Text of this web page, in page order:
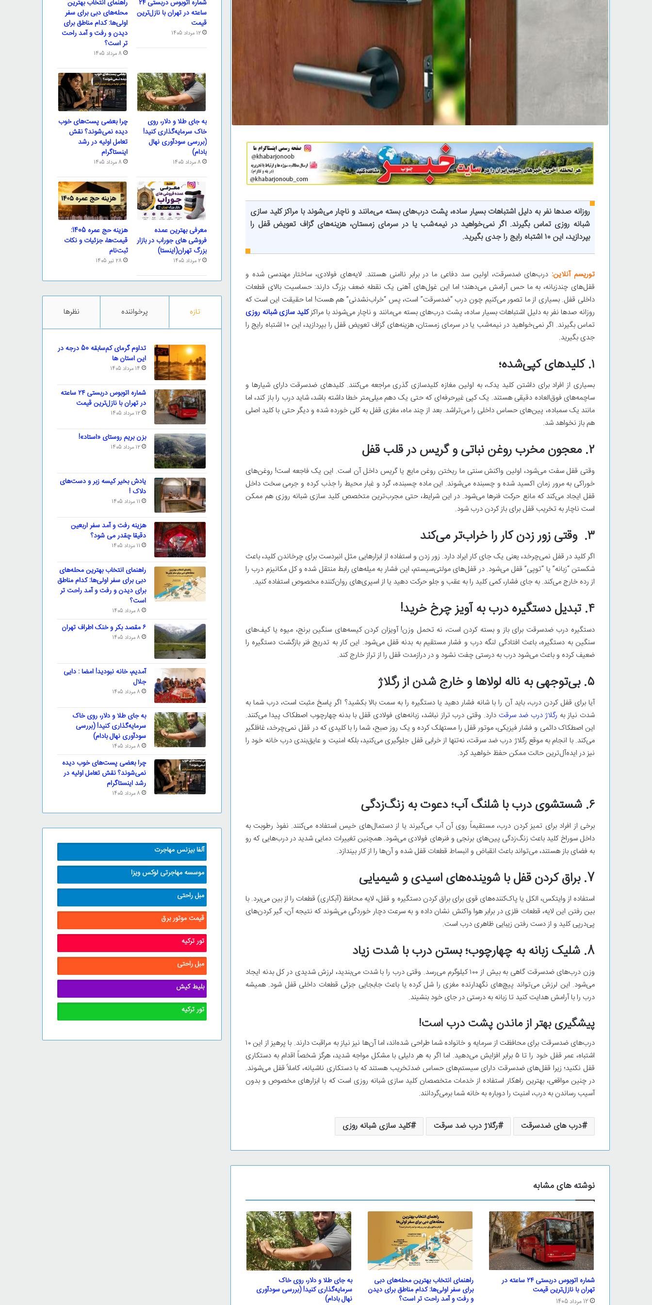
روزانه صدها نفر به دلیل اشتباهات بسیار ساده، پشت درب‌های بسته می‌مانند و ناچار می‌شوند با مراکزکلید سازی
شبانه روزی تماس بگیرند. اگر نمی‌خواهید در نیمه‌شب یا در سرمای زمستان، هزینه‌های گزاف تعویض قفل را
بپردازید، این ۱۰ اشتباه رایج را جدی بگیرید.
توریسم آنلاین: درب‌های ضدسرقت، اولین سد دفاعی ما در برابر ناامنی هستند. لایه‌های فولادی، ساختار مهندسی شده و
قفل‌های چندزبانه، به ما حس آرامش می‌دهند؛ اما این غول‌های آهنی یک نقطه ضعف بزرگ دارند: حساسیت بالای قطعات
داخلی قفل. بسیاری از ما تصور می‌کنیم چون درب “ضدسرقت” است، پس “خراب‌نشدنی” هم هست! اما حقیقت این است که
روزانه صدها نفر به دلیل اشتباهات بسیار ساده، پشت درب‌های بسته می‌مانند و ناچار می‌شوند با مراکزکلید سازی شبانه روزی
تماس بگیرند. اگر نمی‌خواهید در نیمه‌شب یا در سرمای زمستان، هزینه‌های گزاف تعویض قفل را بپردازید، این ۱۰ اشتباه رایج را
جدی بگیرید.
۱. کلیدهای کپی‌شده؛
بسیاری از افراد برای داشتن کلید یدک، به اولین مغازه کلیدسازی گذری مراجعه می‌کنند. کلیدهای ضدسرقت دارای شیارها و
ساچمه‌های فوق‌العاده دقیقی هستند. یک کپی غیرحرفه‌ای که حتی یک دهم میلی‌متر خطا داشته باشد، شاید درب را باز کند، اما
مانند یک سمباده، پین‌های حساس داخلی را می‌تراشد. بعد از چند ماه، مغزی قفل به کلی خورده شده و دیگر حتی با کلید اصلی
هم باز نخواهد شد.
۲. معجون مخرب روغن نباتی و گریس در قلب قفل
وقتی قفل سفت می‌شود، اولین واکنش سنتی ما ریختن روغن مایع یا گریس داخل آن است. این یک فاجعه است! روغن‌های
خوراکی به مرور زمان اکسید شده و چسبنده می‌شوند. این ماده چسبنده، گرد و غبار محیط را جذب کرده و جرمی سخت داخل
قفل ایجاد می‌کند که مانع حرکت فنرها می‌شود. در این شرایط، حتی مجرب‌ترین متخصص کلید سازی شبانه روزی هم ممکن
است ناچار به تخریب قفل برای باز کردن درب شود.
۳. وقتی زور زدن کار را خراب‌تر می‌کند
اگر کلید در قفل نمی‌چرخد، یعنی یک جای کار ایراد دارد. زور زدن و استفاده از ابزارهایی مثل انبردست برای چرخاندن کلید، باعث
شکستن “زبانه” یا “توپی” قفل می‌شود. در قفل‌های مولتی‌سیستم، این فشار به میله‌های رابط منتقل شده و کل مکانیزم درب را
از رده خارج می‌کند. به جای فشار، کمی کلید را به عقب و جلو حرکت دهید یا از اسپری‌های روان‌کننده مخصوص استفاده کنید.
۴. تبدیل دستگیره درب به آویز چرخ خرید!
دستگیره درب ضدسرقت برای باز و بسته کردن است، نه تحمل وزن! آویزان کردن کیسه‌های سنگین برنج، میوه یا کیف‌های
سنگین به دستگیره، باعث افتادگی لنگه درب و فشار مستقیم به بدنه قفل می‌شود. این کار به تدریج فنر بازگشت دستگیره را
ضعیف کرده و باعث می‌شود درب به درستی چفت نشود و در درازمدت قفل را از تراز خارج کند.
۵. بی‌توجهی به ناله لولاها و خارج شدن از رگلاژ
آیا برای قفل کردن درب، باید آن را با شانه فشار دهید یا دستگیره را به سمت بالا بکشید؟ اگر پاسخ مثبت است، درب شما به
شدت نیاز به رگلاژ درب ضد سرقت دارد. وقتی درب تراز نباشد، زبانه‌های فولادی قفل با بدنه چهارچوب اصطکاک پیدا می‌کنند.
این اصطکاک دائمی و فشار فیزیکی، موتور قفل را مستهلک کرده و یک روز صبح، شما را با کلیدی که در قفل نمی‌چرخد، غافلگیر
می‌کند. با انجام به موقع رگلاژ درب ضد سرقت، نه‌تنها از خرابی قفل جلوگیری می‌کنید، بلکه امنیت و عایق‌بندی درب خانه خود را
نیز در ایده‌آل‌ترین حالت ممکن حفظ خواهید کرد.
۶. شستشوی درب با شلنگ آب؛ دعوت به زنگ‌زدگی
برخی از افراد برای تمیز کردن درب، مستقیماً روی آن آب می‌گیرند یا از دستمال‌های خیس استفاده می‌کنند. نفوذ رطوبت به
داخل سوراخ کلید باعث زنگ‌زدگی پین‌های برنجی و فنرهای فولادی می‌شود. همچنین تغییرات دمایی شدید در درب‌هایی که رو
به فضای باز هستند، می‌تواند باعث انقباض و انبساط قطعات قفل شده و آن‌ها را از کار بیندازد.
7. براق کردن قفل با شوینده‌های اسیدی و شیمیایی
استفاده از وایتکس، الکل یا پاک‌کننده‌های قوی برای براق کردن دستگیره و قفل، لایه محافظ (آبکاری) قطعات را از بین می‌برد. با
بین رفتن این لایه، قطعات فلزی در برابر هوا واکنش نشان داده و به سرعت دچار خوردگی می‌شوند که نتیجه آن، گیر کردن‌های
پی‌درپی کلید و از دست رفتن زیبایی ظاهری درب است.
8. شلیک زبانه به چهارچوب؛ بستن درب با شدت زیاد
وزن درب‌های ضدسرقت گاهی به بیش از ۱۰۰ کیلوگرم می‌رسد. وقتی درب را با شدت می‌بندید، لرزش شدیدی در کل بدنه ایجاد
می‌شود. این لرزش می‌تواند پیچ‌های نگهدارنده مغزی را شل کرده یا باعث جابجایی جزئی قطعات داخلی قفل شود. همیشه
درب را با آرامش هدایت کنید تا زبانه به درستی در جای خود بنشیند.
پیشگیری بهتر از ماندن پشت درب است!
درب‌های ضدسرقت برای محافظت از سرمایه و خانواده شما طراحی شده‌اند، اما آن‌ها نیز نیاز به مراقبت دارند. با پرهیز از این ۱۰
اشتباه، عمر قفل خود را تا ۵ برابر افزایش می‌دهید. اما اگر به هر دلیلی با مشکل مواجه شدید، هرگز شخصاً اقدام به دستکاری
قفل نکنید؛ زیرا قفل‌های ضدسرقت دارای سیستم‌های حساس ضدتخریب هستند که با دستکاری ناشیانه، کاملاً قفل می‌شوند.
در چنین مواقعی، بهترین راهکار استفاده از خدمات متخصصان کلید سازی شبانه روزی است که با ابزارهای مخصوص و بدون
آسیب رساندن به درب، امنیت را دوباره به خانه شما برمی‌گردانند.
درب‌ های ضدسرقت رگلاژ درب ضد سرقت کلید سازی شبانه روزی
نوشته های مشابه
شماره اتوبوس دربستی ۲۴ ساعته در
تهران با نازل‌ترین قیمت
12 مرداد 1405
راهنمای انتخاب بهترین محله‌های دبی
برای سفر اولی‌ها: کدام مناطق برای دیدن
و رفت و آمد راحت تر است؟
به جای طلا و دلار، روی خاک
سرمایه‌گذاری کنید! (بررسی سودآوری
نهال بادام)
شماره اتوبوس دربستی ۲۴
ساعته در تهران با نازل‌ترین
قیمت
12 مرداد 1405
راهنمای انتخاب بهترین
محله‌های دبی برای سفر
اولی‌ها: کدام مناطق برای
دیدن و رفت و آمد راحت
تر است؟
8 مرداد 1405
به جای طلا و دلار، روی
خاک سرمایه‌گذاری کنید!
(بررسی سودآوری نهال
بادام)
8 مرداد 1405
چرا بعضی پست‌های خوب
دیده نمی‌شوند؟ نقش
تعامل اولیه در رشد
اینستاگرام
8 مرداد 1405
معرفی بهترین عمده
فروشی های جوراب در بازار
بزرگ تهران(اینستا)
2 مرداد 1405
هزینه حج عمره 1405:
قیمت‌ها، جزئیات و نکات
ثبت‌نام
28 تیر 1405
تازه پرخواننده نظرها
تداوم گرمای کم‌سابقه 50 درجه در
این استان ها
14 مرداد 1405
شماره اتوبوس دربستی ۲۴ ساعته
در تهران با نازل‌ترین قیمت
12 مرداد 1405
بزن بریم روستای «استاد»!
12 مرداد 1405
یادش بخیر کیسه‌ زبر و دست‌های
دلاک !
11 مرداد 1405
هزینه رفت و آمد سفر اربعین
دقیقا چقدر می شود؟
11 مرداد 1405
راهنمای انتخاب بهترین محله‌های
دبی برای سفر اولی‌ها: کدام مناطق
برای دیدن و رفت و آمد راحت تر
است؟
8 مرداد 1405
۶ مقصد بکر و خنک اطراف تهران
8 مرداد 1405
آمدیم، خانه نبودید! امضا : دایی
جلال
8 مرداد 1405
به جای طلا و دلار، روی خاک
سرمایه‌گذاری کنید! (بررسی
سودآوری نهال بادام)
8 مرداد 1405
چرا بعضی پست‌های خوب دیده
نمی‌شوند؟ نقش تعامل اولیه در
رشد اینستاگرام
8 مرداد 1405
آلفا بیزنس مهاجرت
موسسه مهاجرتی لوکس ویزا
مبل راحتی
قیمت موتور برق
تور ترکیه
مبل راحتی
بلیط کیش
تور ترکیه